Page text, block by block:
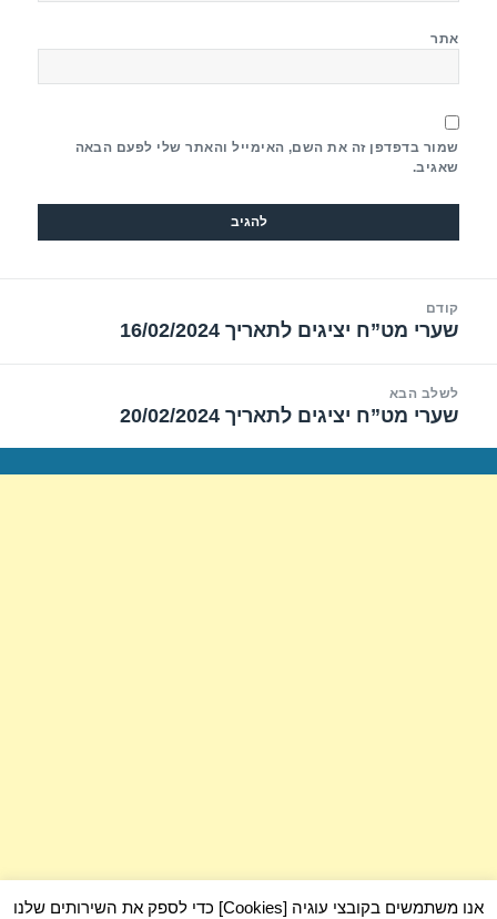
אתר
שמור בדפדפן זה את השם, האימייל והאתר שלי לפעם הבאה
שאגיב.
קודם
הפוסט
שערי מט”ח יציגים לתאריך 16/02/2024
לשלב הבא
הפוסט
שערי מט”ח יציגים לתאריך 20/02/2024
אנו משתמשים בקובצי עוגיה [Cookies] כדי לספק את השירותים שלנו